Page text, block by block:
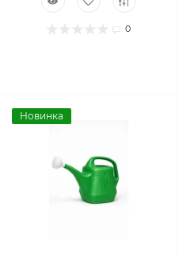
0
Новинка